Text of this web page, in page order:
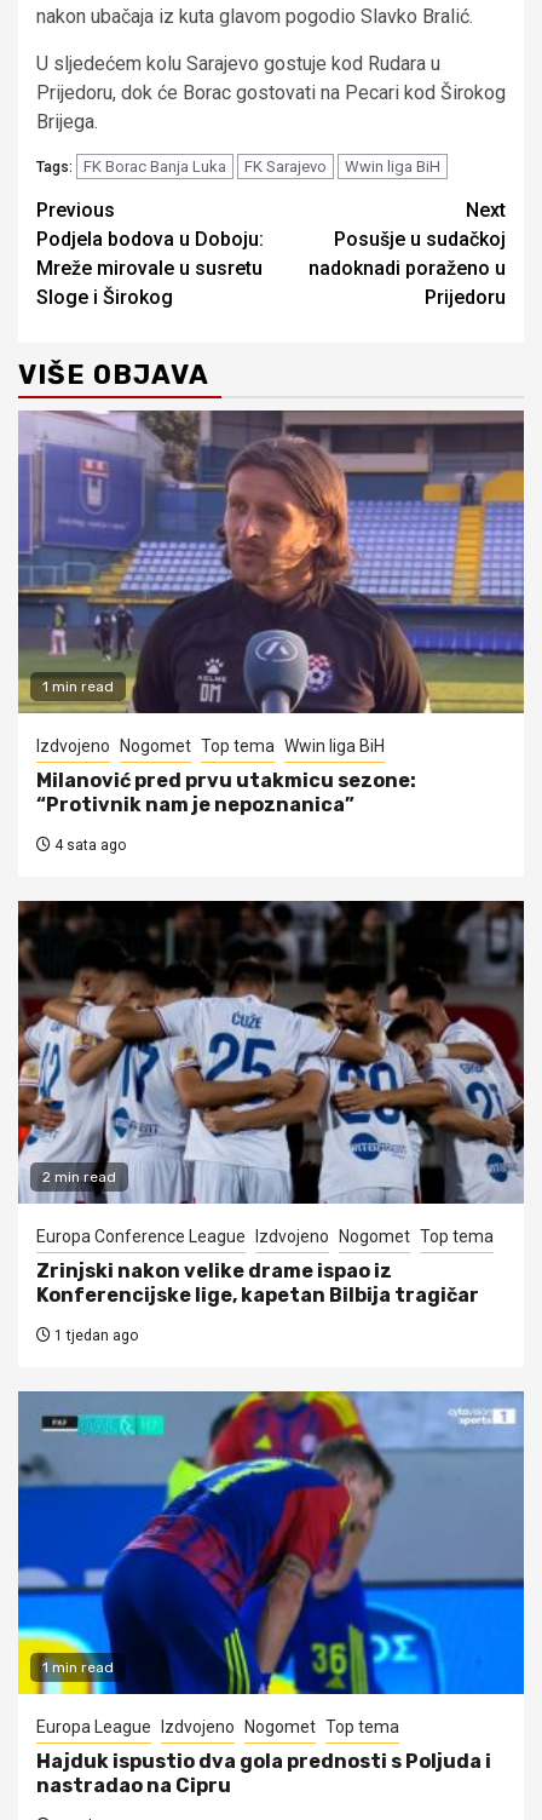
nakon ubačaja iz kuta glavom pogodio Slavko Bralić.
U sljedećem kolu Sarajevo gostuje kod Rudara u
Prijedoru, dok će Borac gostovati na Pecari kod Širokog
Brijega.
Tags: FK Borac Banja Luka FK Sarajevo Wwin liga BiH
Continue
Reading
Previous
Podjela bodova u Doboju:
Mreže mirovale u susretu
Sloge i Širokog
Next
Posušje u sudačkoj
nadoknadi poraženo u
Prijedoru
VIŠE OBJAVA
1 min read
Izdvojeno Nogomet Top tema Wwin liga BiH
Milanović pred prvu utakmicu sezone:
“Protivnik nam je nepoznanica”
4 sata ago
2 min read
Europa Conference League Izdvojeno Nogomet Top tema
Zrinjski nakon velike drame ispao iz
Konferencijske lige, kapetan Bilbija tragičar
1 tjedan ago
1 min read
Europa League Izdvojeno Nogomet Top tema
Hajduk ispustio dva gola prednosti s Poljuda i
nastradao na Cipru